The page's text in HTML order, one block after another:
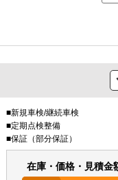
新規車検/継続車検
定期点検整備
保証（部分保証）
在庫・価格・見積金